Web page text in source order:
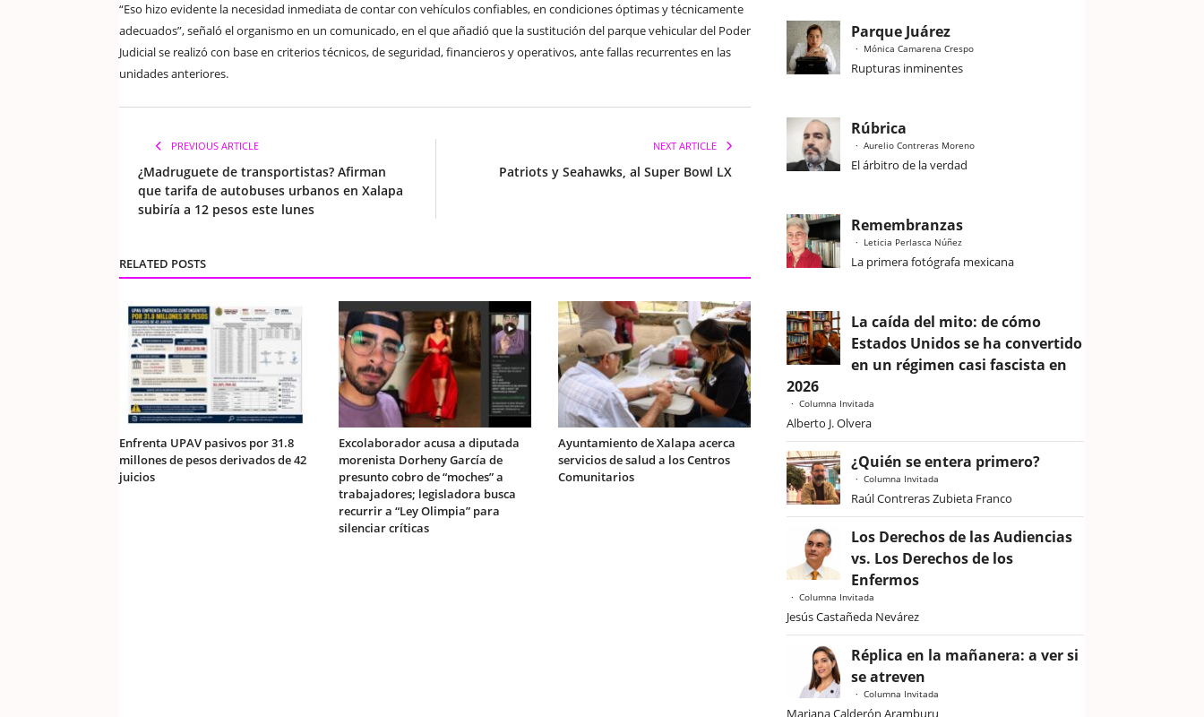
“Eso hizo evidente la necesidad inmediata de contar con vehículos confiables, en condiciones óptimas y técnicamente
adecuados”, señaló el organismo en un comunicado, en el que añadió que la sustitución del parque vehicular del Poder
Judicial se realizó con base en criterios técnicos, de seguridad, financieros y operativos, ante fallas recurrentes en las
unidades anteriores.
PREVIOUS ARTICLE
¿Madruguete de transportistas? Afirman
que tarifa de autobuses urbanos en Xalapa
subiría a 12 pesos este lunes
NEXT ARTICLE
Patriots y Seahawks, al Super Bowl LX
RELATED POSTS
Enfrenta UPAV pasivos por 31.8
millones de pesos derivados de 42
juicios
Excolaborador acusa a diputada
morenista Dorheny García de
presunto cobro de “moches” a
trabajadores; legisladora busca
recurrir a “Ley Olimpia” para
silenciar críticas
Ayuntamiento de Xalapa acerca
servicios de salud a los Centros
Comunitarios
Parque Juárez
Mónica Camarena Crespo
Rupturas inminentes
Rúbrica
Aurelio Contreras Moreno
El árbitro de la verdad
Remembranzas
Leticia Perlasca Núñez
La primera fotógrafa mexicana
La caída del mito: de cómo
Estados Unidos se ha convertido
en un régimen casi fascista en
2026
Columna Invitada
Alberto J. Olvera
¿Quién se entera primero?
Columna Invitada
Raúl Contreras Zubieta Franco
Los Derechos de las Audiencias
vs. Los Derechos de los
Enfermos
Columna Invitada
Jesús Castañeda Nevárez
Réplica en la mañanera: a ver si
se atreven
Columna Invitada
Mariana Calderón Aramburu